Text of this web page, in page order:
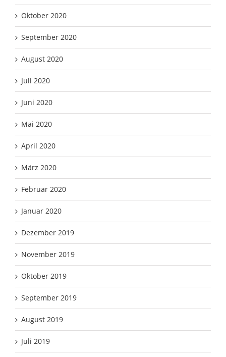
Oktober 2020
September 2020
August 2020
Juli 2020
Juni 2020
Mai 2020
April 2020
März 2020
Februar 2020
Januar 2020
Dezember 2019
November 2019
Oktober 2019
September 2019
August 2019
Juli 2019